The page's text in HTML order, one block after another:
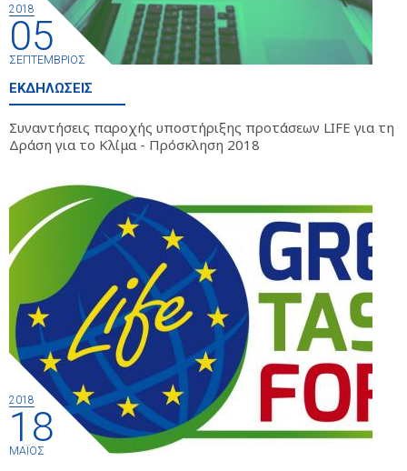
2018
05
ΣΕΠΤΈΜΒΡΙΟΣ
ΕΚΔΗΛΏΣΕΙΣ
Συναντήσεις παροχής υποστήριξης προτάσεων LIFE για τη
Δράση για το Κλίμα - Πρόσκληση 2018
2018
18
ΜΆΙΟΣ